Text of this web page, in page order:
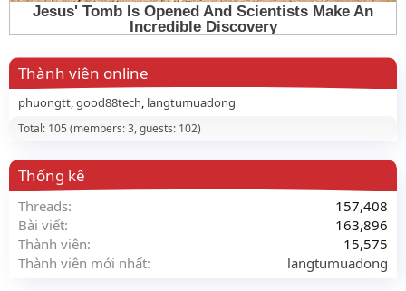
Thành viên online
phuongtt good88tech langtumuadong
Total: 105 (members: 3, guests: 102)
Thống kê
Threads
157,408
Bài viết
163,896
Thành viên
15,575
Thành viên mới nhất
langtumuadong